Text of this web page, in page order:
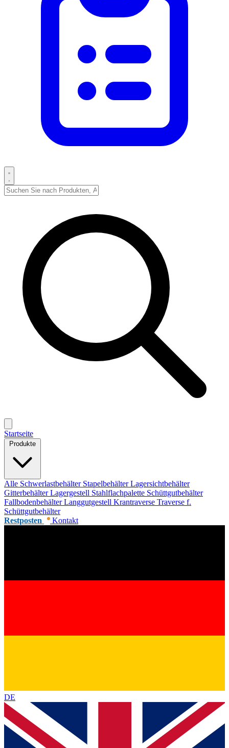
Startseite
Alle Schwerlastbehälter StapelbehälterLagersichtbehälter
GitterbehälterLagergestell Stahlflachpalette Schüttgutbehälter
FallbodenbehälterLanggutgestell Krantraverse Traverse f.
Schüttgutbehälter
Restposten
Kontakt
DE